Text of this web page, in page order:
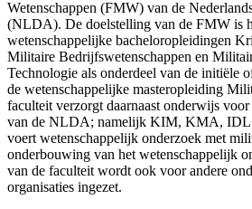
Wetenschappen (FMW) van de
(NLDA). De doelstelling van de FMW is
wetenschappelijke bacheloropleidingen
Militaire Bedrijfswetenschappen en
Technologie als onderdeel van de initiële
de wetenschappelijke masteropleiding
faculteit verzorgt daarnaast onderwijs voor
van de NLDA; namelijk KIM, KMA, IDL
voert wetenschappelijk onderzoek met
onderbouwing van het wetenschappelijk
van de faculteit wordt ook voor andere
organisaties ingezet.